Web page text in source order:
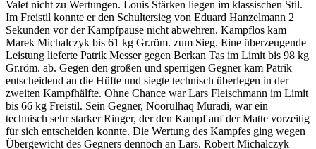
Valet nicht zu Wertungen. Louis Stärken liegen im klassischen Stil.
Im Freistil konnte er den Schultersieg von Eduard Hanzelmann 2
Sekunden vor der Kampfpause nicht abwehren. Kampflos kam
Marek Michalczyk bis 61 kg Gr.röm. zum Sieg. Eine überzeugende
Leistung lieferte Patrik Messer gegen Berkan Tas im Limit bis 98 kg
Gr.röm. ab. Gegen den großen und sperrigen Gegner kam Patrik
entscheidend an die Hüfte und siegte technisch überlegen in der
zweiten Kampfhälfte. Ohne Chance war Lars Fleischmann im Limit
bis 66 kg Freistil. Sein Gegner, Noorulhaq Muradi, war ein
technisch sehr starker Ringer, der den Kampf auf der Matte vorzeitig
für sich entscheiden konnte. Die Wertung des Kampfes ging wegen
Übergewicht des Gegners dennoch an Lars. Robert Michalczyk